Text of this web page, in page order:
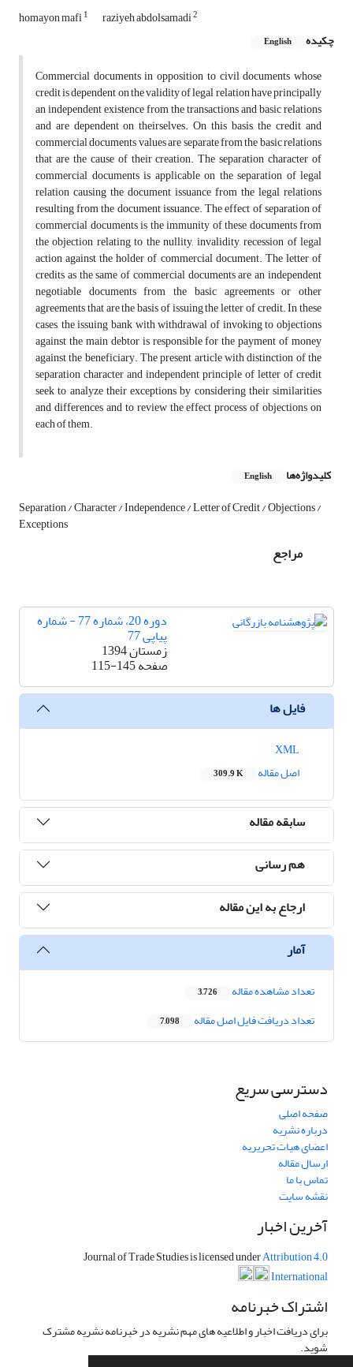
homayon mafi1 raziyeh abdolsamadi2
چکیده English
Commercial documents in opposition to civil documents whose
credit is dependent on the validity of legal relation have principally
an independent existence from the transactions and basic relations
and are dependent on theirselves. On this basis, the credit and
commercial documents values are separate from the basic relations
that are the cause of their creation. The separation character of
commercial documents is applicable on the separation of legal
relation causing the document issuance from the legal relations
resulting from the document issuance. The effect of separation of
commercial documents is the immunity of these documents from
the objection relating to the nullity, invalidity, recession of legal
action against the holder of commercial document. The letter of
credits as the same of commercial documents are an independent
negotiable documents from the basic agreements or other
agreements that are the basis of issuing the letter of credit. In these
cases, the issuing bank with withdrawal of invoking to objections
against the main debtor is responsible for the payment of money
against the beneficiary. The present article with distinction of the
separation character and independent principle of letter of credit
seek to analyze their exceptions by considering their similarities
and differences and to review the effect process of objections on
each of them.
کلیدواژه‌ها English
Separation / Character / Independence / Letter of Credit / Objections /
Exceptions
مراجع
دوره 20، شماره 77 - شماره
پیاپی 77
زمستان 1394
صفحه115-145
فایل ها
اصل مقاله
309.9 K
سابقه مقاله
هم رسانی
ارجاع به این مقاله
آمار
تعداد مشاهده مقاله 3,726
تعداد دریافت فایل اصل مقاله 7,098
دسترسی سریع
صفحه اصلی
درباره نشریه
اعضای هیات تحریریه
ارسال مقاله
تماس با ما
نقشه سایت
آخرین اخبار
Journal of Trade Studies is licensed underAttribution 4.0
International
اشتراک خبرنامه
برای دریافت اخبار و اطلاعیه های مهم نشریه در خبرنامه نشریه مشترک
شوید.